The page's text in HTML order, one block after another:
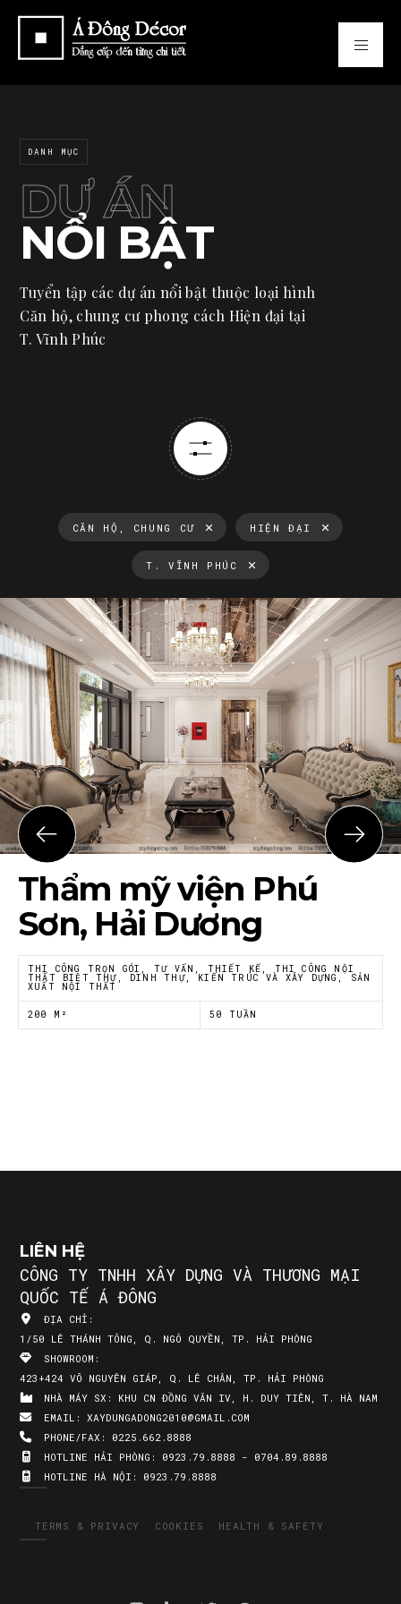
Thông tin luôn cập nhật
Xu hướng thiết kế nội thất mới nhất tại Việt Nam và trên thế
giới
Họ tên *
Tôi đồng ý với
Á Đông
DANH MỤC
DỰ ÁN
NỔI BẬT
Tuyển tập các dự án nổi bật thuộc loại hình
Căn hộ, chung cư phong cách Hiện đại tại
T. Vĩnh Phúc
CĂN HỘ, CHUNG CƯ HIỆN ĐẠI
T. VĨNH PHÚC
Thẩm mỹ viện Phú
Sơn, Hải Dương
THI CÔNG TRỌN GÓI, TƯ VẤN, THIẾT KẾ, THI CÔNG NỘI
THẤT BIỆT THỰ, DINH THỰ, KIẾN TRÚC VÀ XÂY DỰNG, SẢN
XUẤT NỘI THẤT
200 M² 50 TUẦN
LIÊN HỆ
CÔNG TY TNHH XÂY DỰNG VÀ THƯƠNG MẠI
QUỐC TẾ Á ĐÔNG
ĐỊA CHỈ:
1/50 LÊ THÁNH TÔNG, Q. NGÔ QUYỀN, TP. HẢI PHÒNG
SHOWROOM:
423+424 VÕ NGUYÊN GIÁP, Q. LÊ CHÂN, TP. HẢI PHÒNG
NHÀ MÁY SX: KHU CN ĐỒNG VĂN IV, H. DUY TIÊN, T. HÀ NAM
EMAIL: XAYDUNGADONG2010@GMAIL.COM
PHONE/FAX: 0225.662.8888
HOTLINE HẢI PHÒNG: 0923.79.8888 - 0704.89.8888
HOTLINE HÀ NỘI: 0923.79.8888
TERMS & PRIVACY COOKIES HEALTH & SAFETY